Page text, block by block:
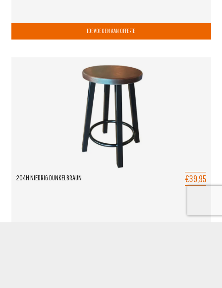
TOEVOEGEN AAN OFFERTE
204H NIEDRIG DUNKELBRAUN €39,95